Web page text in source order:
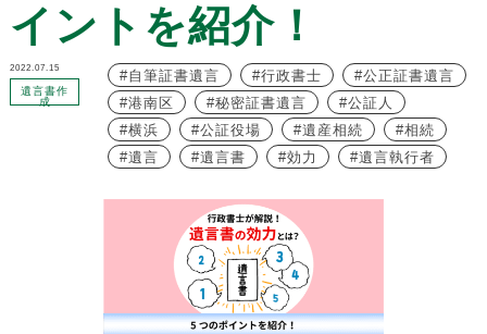
イントを紹介！
2022.07.15
遺言書作
成
自筆証書遺言 行政書士
公正証書遺言
港南区
秘密証書遺言
公証人
横浜
公証役場 遺産相続
相続
遺言
遺言書 効力 遺言執行者